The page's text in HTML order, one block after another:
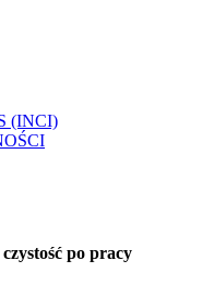
(INCI)
po pracy